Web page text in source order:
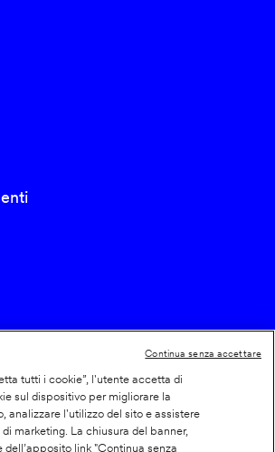
tutti i cookie”, l'utente accetta di
sul dispositivo per migliorare la
analizzare l'utilizzo del sito e assistere
marketing. La chiusura del banner,
dell’apposito link "Continua senza
Continua senza accettare